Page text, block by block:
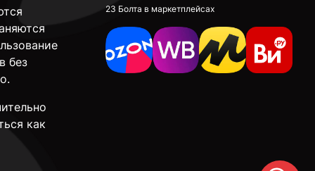
без
как
23 Болта в маркетплейсах